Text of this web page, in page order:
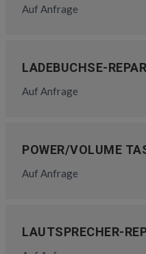
Auf Anfrage
LADEBUCHSE-
Auf Anfrage
POWER/VOLUME
Auf Anfrage
LAUTSPRECHER-